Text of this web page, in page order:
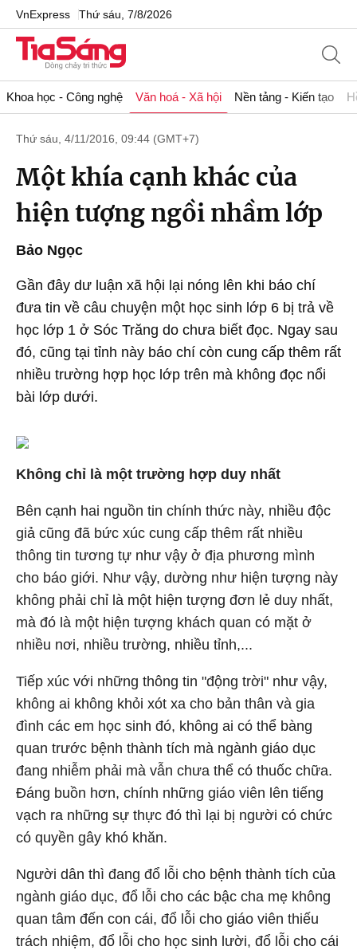
VnExpress Thứ sáu, 7/8/2026
Khoa học - Công nghệ Văn hoá - Xã hội Nền tảng - Kiến tạo
Thứ sáu, 4/11/2016, 09:44 (GMT+7)
Một khía cạnh khác của
hiện tượng ngồi nhầm lớp
Bảo Ngọc
Gần đây dư luận xã hội lại nóng lên khi báo chí
đưa tin về câu chuyện một học sinh lớp 6 bị trả về
học lớp 1 ở Sóc Trăng do chưa biết đọc. Ngay sau
đó, cũng tại tỉnh này báo chí còn cung cấp thêm rất
nhiều trường hợp học lớp trên mà không đọc nổi
bài lớp dưới.
Không chỉ là một trường hợp duy nhất
Bên cạnh hai nguồn tin chính thức này, nhiều độc
giả cũng đã bức xúc cung cấp thêm rất nhiều
thông tin tương tự như vậy ở địa phương mình
cho báo giới. Như vậy, dường như hiện tượng này
không phải chỉ là một hiện tượng đơn lẻ duy nhất,
mà đó là một hiện tượng khách quan có mặt ở
nhiều nơi, nhiều trường, nhiều tỉnh,...
Tiếp xúc với những thông tin "động trời" như vậy,
không ai không khỏi xót xa cho bản thân và gia
đình các em học sinh đó, không ai có thể bàng
quan trước bệnh thành tích mà ngành giáo dục
đang nhiễm phải mà vẫn chưa thể có thuốc chữa.
Đáng buồn hơn, chính những giáo viên lên tiếng
vạch ra những sự thực đó thì lại bị người có chức
có quyền gây khó khăn.
Người dân thì đang đổ lỗi cho bệnh thành tích của
ngành giáo dục, đổ lỗi cho các bậc cha mẹ không
quan tâm đến con cái, đổ lỗi cho giáo viên thiếu
trách nhiệm, đổ lỗi cho học sinh lười, đổ lỗi cho cái